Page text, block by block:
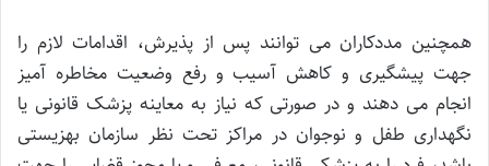
همچنین مددکاران می توانند پس از پذیرش، اقدامات لازم را
جهت پیشگیری و کاهش آسیب و رفع وضعیت مخاطره آمیز
انجام می دهند و در صورتی که نیاز به معاینه پزشک قانونی یا
نگهداری طفل و نوجوان در مراکز تحت نظر سازمان بهزیستی